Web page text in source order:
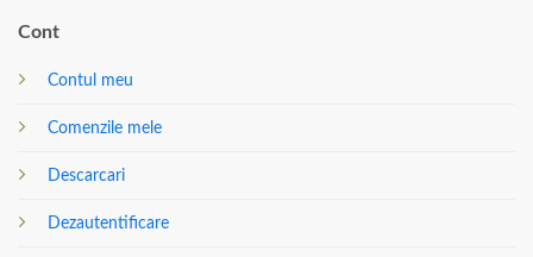
Cont
Contul meu
Comenzile mele
Descarcari
Dezautentificare